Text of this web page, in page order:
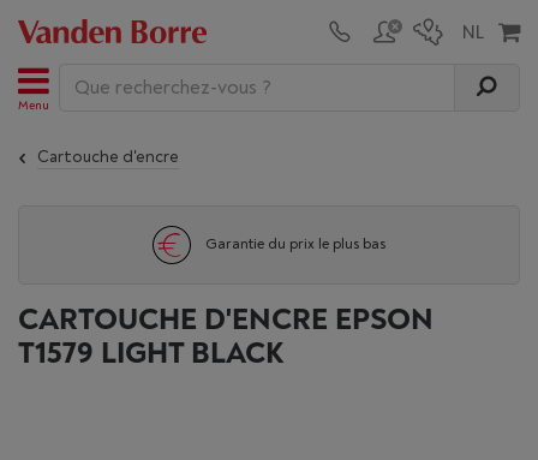
Menu
Cartouche d'encre
Garantie du prix le plus bas
CARTOUCHE D'ENCRE EPSON
T1579 LIGHT BLACK